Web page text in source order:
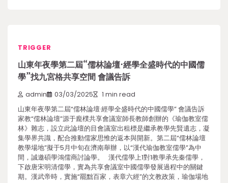
TRIGGER
山東年夜學第二屆“儒林論壇·經學全盛時代的中國儒
學”找九宮格共享空間 會議告訴
admin 03/03/2025 1 min read
山東年夜學第二屆“儒林論壇·經學全盛時代的中國儒學” 會議告訴
家教“儒林論壇”源于龐樸共享會議室師長教師創辦的《瑜伽教室儒
林》雜志，設立此論壇的目會議室出租標是繼承教學先賢遺志，凝
集學界共識，配合推動儒家思惟的返本與開新。第二屆“儒林論壇
教學場地”擬于5月中旬在濟南舉辦，以“漢代瑜伽教室儒學”為中
間，誠邀碩學鴻儒商討論學。 漢代儒學上1對1教學承先秦儒學，
下啟唐宋明清儒學，實為共享會議室中國儒學發展過程中的關鍵
期。漢武帝時，實施“罷黜百家，表章六經”的文教政策，瑜伽場地